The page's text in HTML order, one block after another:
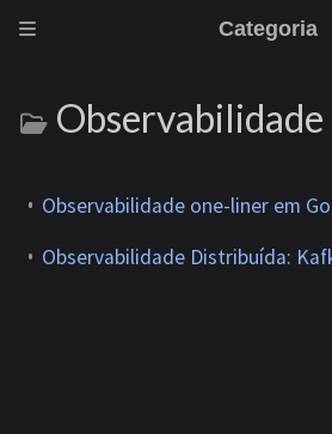
Categoria
Observabilidade